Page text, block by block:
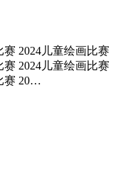
赛 2024儿童绘画比赛
赛 2024儿童绘画比赛
赛 20…